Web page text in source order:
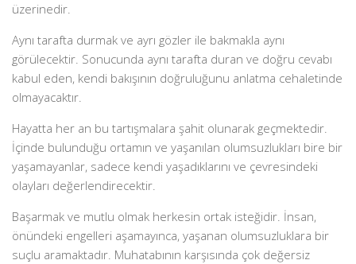
üzerinedir.
Aynı tarafta durmak ve ayrı gözler ile bakmakla aynı
görülecektir. Sonucunda aynı tarafta duran ve doğru cevabı
kabul eden, kendi bakışının doğruluğunu anlatma cehaletinde
olmayacaktır.
Hayatta her an bu tartışmalara şahit olunarak geçmektedir.
İçinde bulunduğu ortamın ve yaşanılan olumsuzlukları bire bir
yaşamayanlar, sadece kendi yaşadıklarını ve çevresindeki
olayları değerlendirecektir.
Başarmak ve mutlu olmak herkesin ortak isteğidir. İnsan,
önündeki engelleri aşamayınca, yaşanan olumsuzluklara bir
suçlu aramaktadır. Muhatabının karşısında çok değersiz